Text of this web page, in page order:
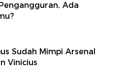
Ada
Sudah Mimpi Arsenal
Vinicius